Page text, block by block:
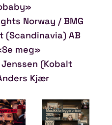
Norway / BMG
(Scandinavia) AB
meg»
(Kobalt
Kjær